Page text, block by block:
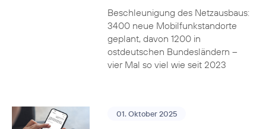
Beschleunigung des Netzausbaus:
3400 neue Mobilfunkstandorte
geplant, davon 1200 in
ostdeutschen Bundesländern –
vier Mal so viel wie seit 2023
01. Oktober 2025